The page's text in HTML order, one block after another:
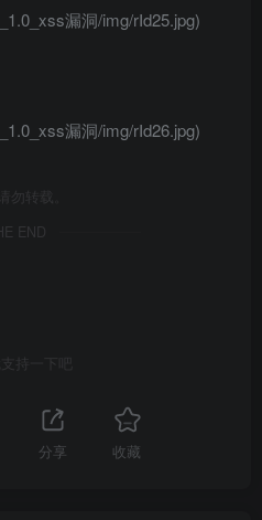
漏洞/img/rId25.jpg)
漏洞/img/rId26.jpg)
勿转载。
END
支持一下吧
分享 收藏